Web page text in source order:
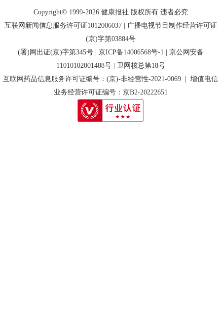
Copyright© 1999-2026 健康报社 版权所有 违者必究
互联网新闻信息服务许可证1012006037 | 广播电视节目制作经营许可证
(京)字第03884号
(署)网出证(京)字第345号 | 京ICP备14006568号-1 | 京公网安备
11010102001488号 | 卫网核总第18号
互联网药品信息服务许可证编号：(京)-非经营性-2021-0069 | 增值电信
业务经营许可证编号：京B2-20222651